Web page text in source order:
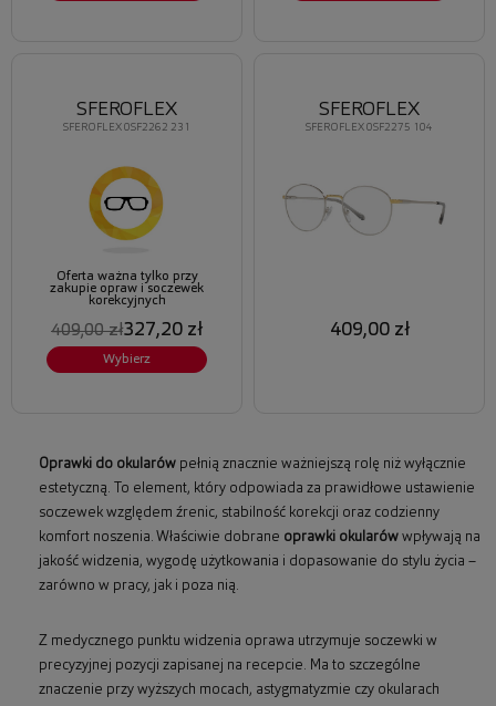
SFEROFLEX 0SF2262 231
SFEROFLEX
Oferta ważna tylko przy
zakupie opraw i soczewek
korekcyjnych
409,00 zł327,20 zł
Wybierz
SFEROFLEX 0SF2275 104
SFEROFLEX
409,00 zł
Oprawki do okularów pełnią znacznie ważniejszą rolę niż wyłącznie
estetyczną. To element, który odpowiada za prawidłowe ustawienie
soczewek względem źrenic, stabilność korekcji oraz codzienny
komfort noszenia. Właściwie dobrane oprawki okularów wpływają na
jakość widzenia, wygodę użytkowania i dopasowanie do stylu życia –
zarówno w pracy, jak i poza nią.
Z medycznego punktu widzenia oprawa utrzymuje soczewki w
precyzyjnej pozycji zapisanej na recepcie. Ma to szczególne
znaczenie przy wyższych mocach, astygmatyzmie czy okularach